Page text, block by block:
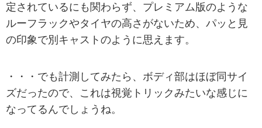
定されているにも関わらず、プレミアム版のような
ルーフラックやタイヤの高さがないため、パッと見
の印象で別キャストのように思えます。
・・・でも計測してみたら、ボディ部はほぼ同サイ
ズだったので、これは視覚トリックみたいな感じに
なってるんでしょうね。